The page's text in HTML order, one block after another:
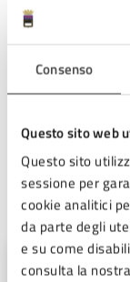
Consenso
Questo sito web
Questo sito
sessione per
cookie analitici
da parte degli
e su come
consulta la
al Tribunale di
Stornite nei
54/2025, che
‘ricostruzione
sistemazione
A cura di
Ufficio